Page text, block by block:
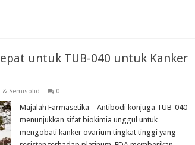
untuk TUB-040 untuk Kanker
& Semisolid 0
Majalah Farmasetika – Antibodi konjuga TUB-040
menunjukkan sifat biokimia unggul untuk
mengobati kanker ovarium tingkat tinggi yang